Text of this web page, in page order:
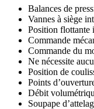
Balances de
Vannes à siège
Position flottante
Commande
Commande du
Ne nécessite
Position de
Points
Débit
Soupape